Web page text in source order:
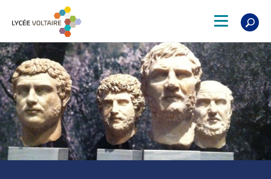
principal
Toggle
navigation